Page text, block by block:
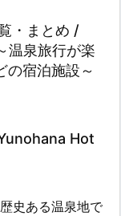
・まとめ /
泉旅行が楽
の宿泊施設～
Hot
史ある温泉地で